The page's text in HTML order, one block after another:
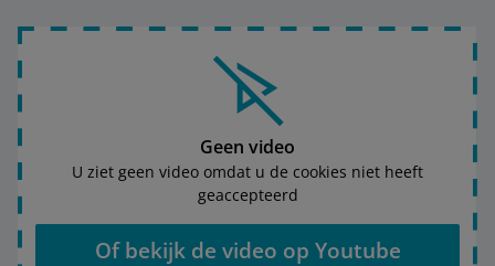
Geen video
U ziet geen video omdat u de cookies niet heeft
geaccepteerd
Of bekijk de video op Youtube